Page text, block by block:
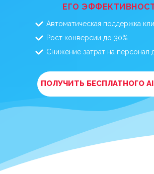
ЕГО
ПОЛУЧИТЬ БЕСПЛАТНОГО AI
Автоматическая поддержка
Рост конверсии до 30%
Снижение затрат на персонал